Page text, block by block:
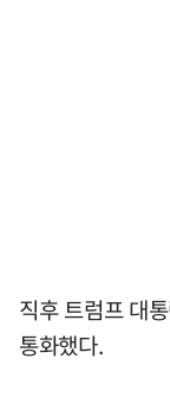
직후 트럼프 대
통화했다.